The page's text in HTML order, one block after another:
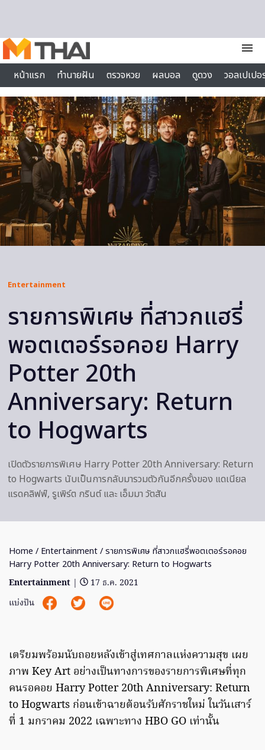
menu
หน้าแรก
ทำนายฝัน ตรวจหวย ผลบอล ดูดวง
วอลเปเป
ไลฟ์สไตล์
Entertainment
รายการพิเศษ ที่สาวกแฮรี่
พอตเตอร์รอคอย Harry
Potter 20th
Anniversary: Return
to Hogwarts
เปิดตัวรายการพิเศษ Harry Potter 20th Anniversary: Return
to Hogwarts นับเป็นการกลับมารวมตัวกันอีกครั้งของ แดเนียล
แรดคลิฟฟ์, รูเพิร์ต กรินต์ และ เอ็มมา วัตสัน
Home / Entertainment/ รายการพิเศษ ที่สาวกแฮรี่พอตเตอร์รอคอย
Harry Potter 20th Anniversary: Return to Hogwarts
Entertainment |
17 ธ.ค. 2021
แบ่งปัน
เตรียมพร้อมนับถอยหลังเข้าสู่เทศกาลแห่งความสุข เผย
ภาพ Key Art อย่างเป็นทางการของรายการพิเศษที่ทุก
คนรอคอย Harry Potter 20th Anniversary: Return
to Hogwarts ก่อนเข้าฉายต้อนรับศักราชใหม่ ในวันเสาร์
ที่ 1 มกราคม 2022 เฉพาะทาง HBO GO เท่านั้น